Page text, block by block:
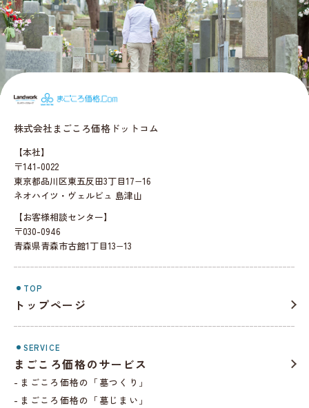
まごころ価格
株式会社まごころ価格ドットコム
【本社】
〒141-0022
東京都品川区東五反田3丁目17−16
ネオハイツ・ヴェルビュ 島津山
【お客様相談センター】
〒030-0946
青森県青森市古館1丁目13−13
TOP
トップページ
SERVICE
まごころ価格のサービス
まごころ価格の「墓つくり」
まごころ価格の「墓じまい」